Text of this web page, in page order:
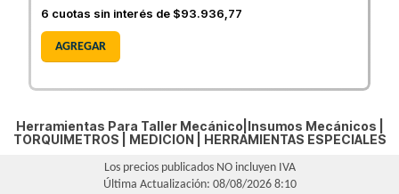
6 cuotas sin interés de $93.936,77
AGREGAR
Herramientas Para Taller Mecánico|Insumos Mecánicos |
TORQUIMETROS
MEDICION| HERRAMIENTAS ESPECIALES
Los precios publicados NO incluyen IVA
Última Actualización: 08/08/2026 8:10